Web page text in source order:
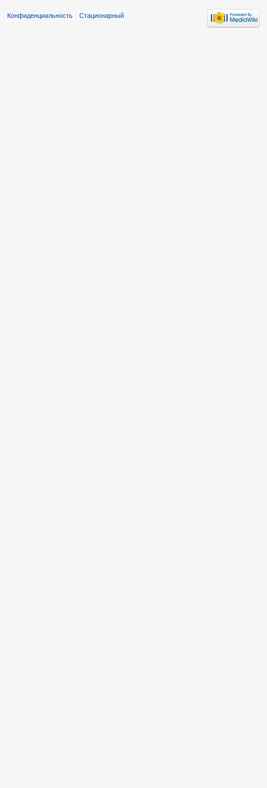
Конфиденциальность Стационарный